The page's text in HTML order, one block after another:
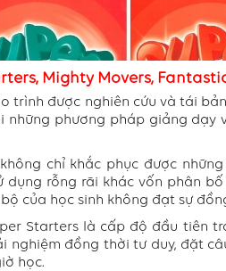
Mighty Movers,
trình được nghiên cứu và tái
những phương pháp giảng
chỉ khắc phục được
dụng rỗng rãi khác vốn phân
của học sinh không đạt sự
Starters là cấp độ đầu tiên
nghiệm đồng thời tư duy, đặt
học.